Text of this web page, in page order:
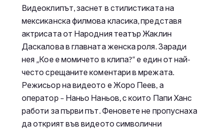
Видеоклипът, заснет в стилистиката на
мексиканска филмова класика, представя
актрисата от Народния театър Жаклин
Даскалова в главната женска роля. Заради
нея „Кое е момичето в клипа?“ е един от най-
често срещаните коментари в мрежата.
Режисьор на видеото е Жоро Пеев, а
оператор – Наньо Наньов, с които Папи Ханс
работи за първи път. Феновете не пропуснаха
да открият във видеото символични